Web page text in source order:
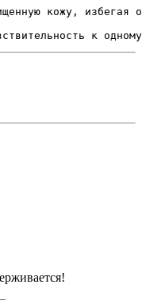
кожу, избегая
к